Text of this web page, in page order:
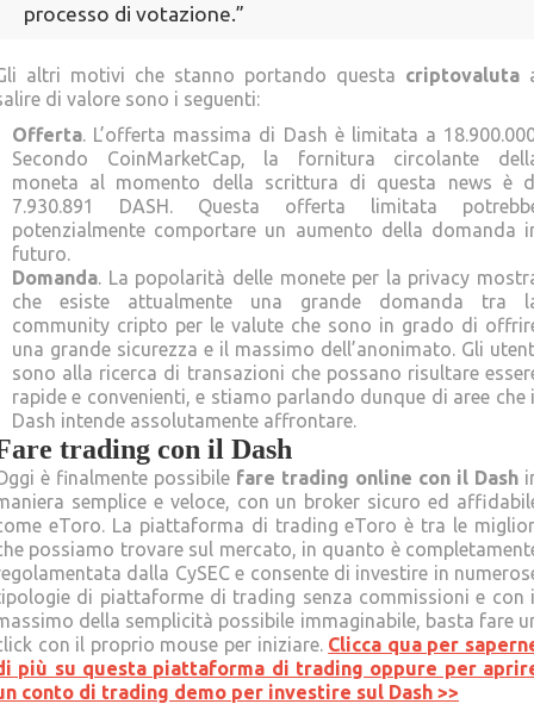
processo di votazione.”
altri motivi che stanno portando questa criptovaluta
di valore sono i seguenti:
Offerta. L’offerta massima di Dash è limitata a
Secondo CoinMarketCap, la fornitura circolante
moneta al momento della scrittura di questa news è
7.930.891 DASH. Questa offerta limitata
potenzialmente comportare un aumento della domanda
futuro.
Domanda. La popolarità delle monete per la privacy
che esiste attualmente una grande domanda tra
community cripto per le valute che sono in grado di
una grande sicurezza e il massimo dell’anonimato. Gli
sono alla ricerca di transazioni che possano risultare
rapide e convenienti, e stiamo parlando dunque di aree che
Dash intende assolutamente affrontare.
trading con il Dash
è finalmente possibile fare trading online con il Dash
semplice e veloce, con un broker sicuro ed
eToro. La piattaforma di trading eToro è tra le
possiamo trovare sul mercato, in quanto è
dalla CySEC e consente di investire in
di piattaforme di trading senza commissioni e con
della semplicità possibile immaginabile, basta fare
con il proprio mouse per iniziare. Clicca qua per
più su questa piattaforma di trading oppure per
conto di trading demo per investire sul Dash >>